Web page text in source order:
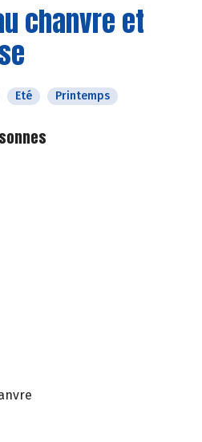
chanvre et
Eté Printemps